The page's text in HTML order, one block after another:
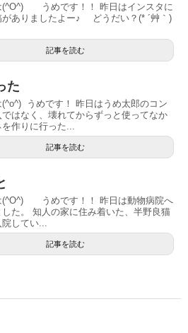
(^O^) うめです！！ 昨日はインスタに
がありましたよー♪ どうだい？(* ´艸｀)
記事を読む
た
(^o^) うめです！ 昨日はうめ太郎のコン
ではなく、壊れてからずっと使ってなか
作りに行った...
記事を読む
(^O^) うめです！！ 昨日は動物病院へ
た。 知人の家に住み着いた、半野良猫
してい...
記事を読む